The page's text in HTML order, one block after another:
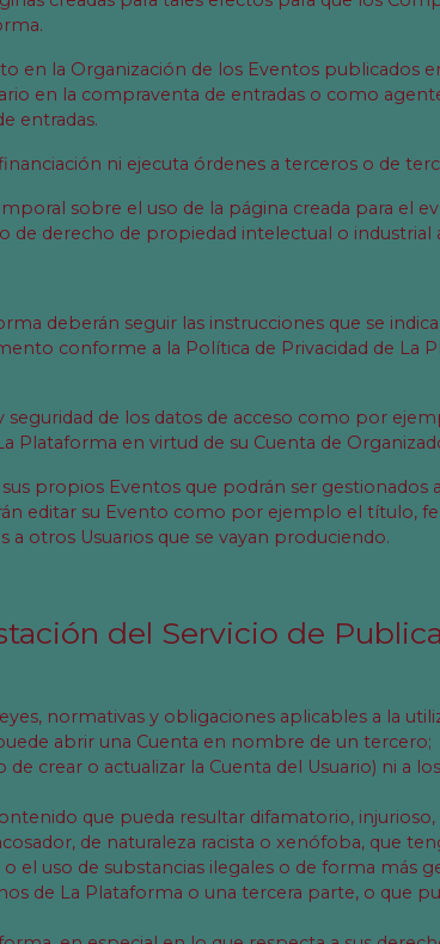
en la Organización de los Eventos publicados
en la compraventa de entradas o como
entradas.
ni ejecuta órdenes a terceros o de
sobre el uso de la página creada para el
derecho de propiedad intelectual o industrial
deberán seguir las instrucciones que se
conforme a la Política de Privacidad de La
de los datos de acceso como por
Plataforma en virtud de su Cuenta de
propios Eventos que podrán ser gestionados
editar su Evento como por ejemplo el título,
otros Usuarios que se vayan produciendo.
del Servicio de
normativas y obligaciones aplicables a la
abrir una Cuenta en nombre de un tercero;
crear o actualizar la Cuenta del Usuario) ni a
que pueda resultar difamatorio,
de naturaleza racista o xenófoba, que
el uso de substancias ilegales o de forma más
de La Plataforma o una tercera parte, o que